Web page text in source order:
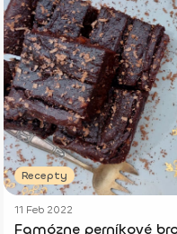
Recepty
11 Feb 2022
Famózne perníkové